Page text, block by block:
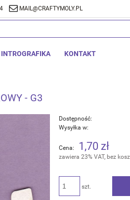
514 143 274 MAIL@CRAFTYMOLY.PL
INTROGRAFIKA KONTAKT
MAIL@CRAFTYMOLY.PL
- G3
Dostępność:
Wysyłka w:
Cena: 1,70 zł
zawiera 23% VAT, bez
szt.